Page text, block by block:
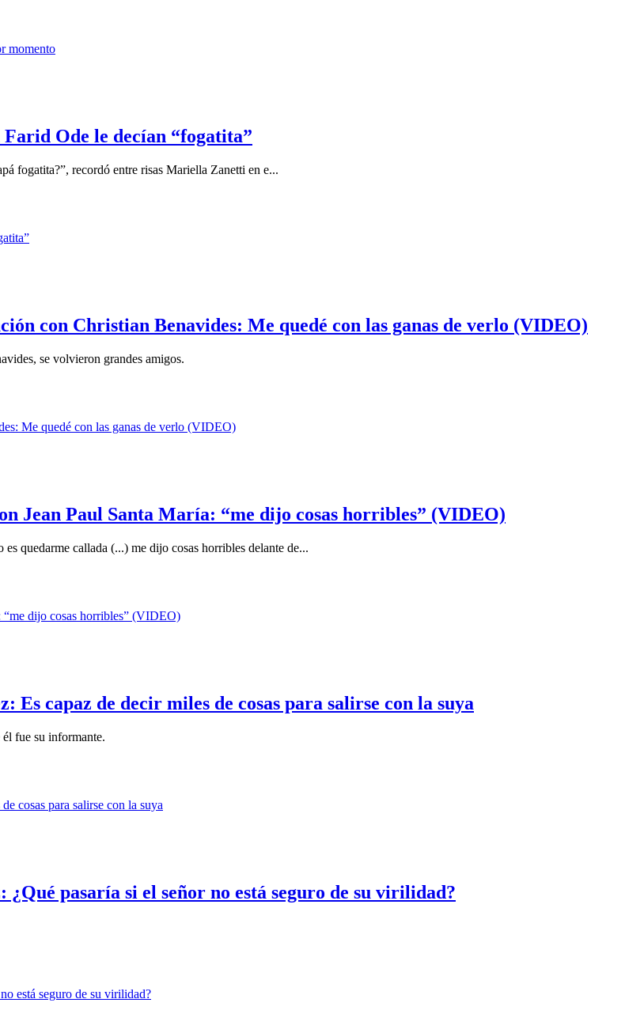
Ode le decían “fogatita”
fogatita?”, recordó entre risas Mariella Zanetti en e...
con Christian Benavides: Me quedé con las ganas de verlo (VIDEO)
se volvieron grandes amigos.
Jean Paul Santa María: “me dijo cosas horribles” (VIDEO)
quedarme callada (...) me dijo cosas horribles delante de...
capaz de decir miles de cosas para salirse con la suya
fue su informante.
pasaría si el señor no está seguro de su virilidad?